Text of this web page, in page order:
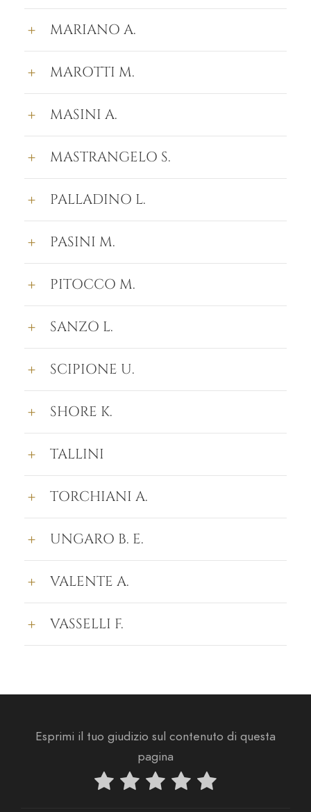
MARIANO A.
MAROTTI M.
MASINI A.
MASTRANGELO S.
PALLADINO L.
PASINI M.
PITOCCO M.
SANZÒ L.
SCIPIONE U.
SHORE K.
TALLINI
TORCHIANI A.
UNGARO B. E.
VALENTE A.
VASSELLI F.
Esprimi il tuo giudizio sul contenuto di questa
pagina